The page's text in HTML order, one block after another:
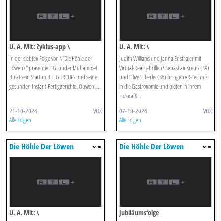
U. A. Mit: Zyklus-app \
In der siebten Folge von \"Die Höhle der
Löwen\" präsentiert Gründer Muhammet
Bulat sein Startup BULGURCUPS und seine
gesunden Instant-Fertiggerichte. Obwohl ...
21-10-2024 VOX
Alle Folgen
U. A. Mit: \
Judith Williams und Janna Ensthaler mit
Virtual-Reality-Brillen? Sebastian Kreutz (39)
und Oliver Eberlei (38) bringen VR-Technik
in die Gastronomie und bieten in ihrem
Holocaf& ...
07-10-2024 VOX
Alle Folgen
Die Höhle Der Löwen
U. A. Mit: \
Die Höhle Der Löwen
Jubiläumsfolge